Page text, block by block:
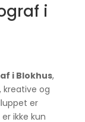
i
i Blokhus,
og
er
ikke kun